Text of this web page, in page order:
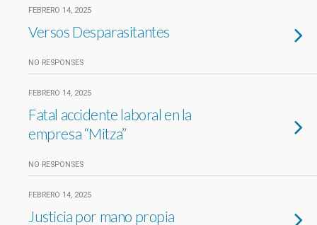
FEBRERO 14, 2025
Versos Desparasitantes
NO RESPONSES
FEBRERO 14, 2025
Fatal accidente laboral en la
empresa “Mitza”
NO RESPONSES
FEBRERO 14, 2025
Justicia por mano propia